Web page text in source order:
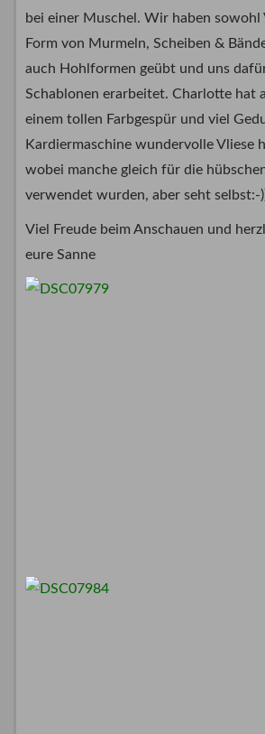
bei einer Muschel. Wir haben sowohl
Form von Murmeln, Scheiben &
auch Hohlformen geübt und uns
Schablonen erarbeitet. Charlotte hat
einem tollen Farbgespür und viel
Kardiermaschine wundervolle Vliese
wobei manche gleich für die
verwendet wurden, aber seht selbst:-
Viel Freude beim Anschauen und
eure Sanne